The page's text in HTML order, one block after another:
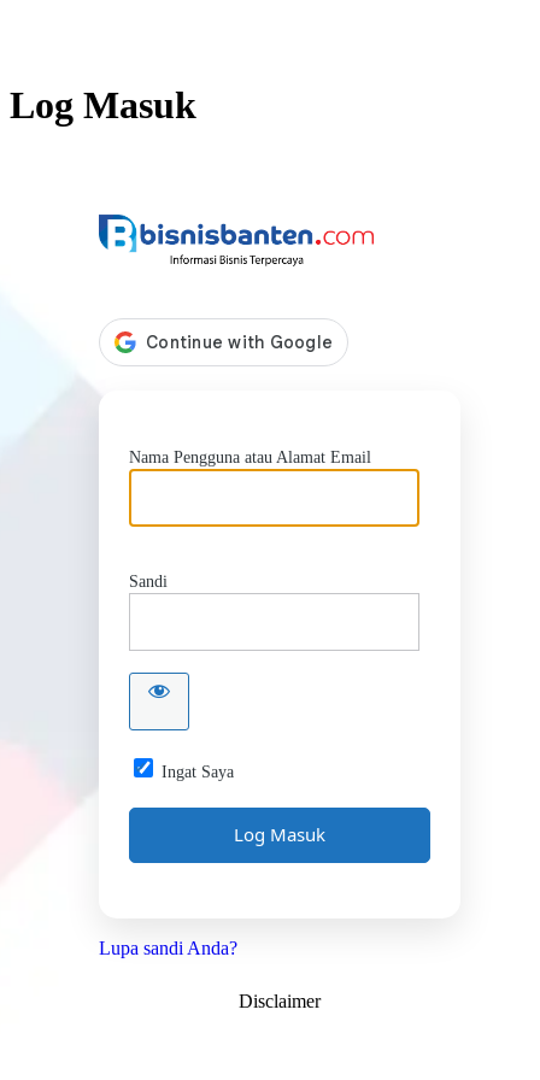
Log Masuk
Nama Pengguna atau Alamat Email
Sandi
Ingat Saya
Lupa sandi Anda?
Disclaimer